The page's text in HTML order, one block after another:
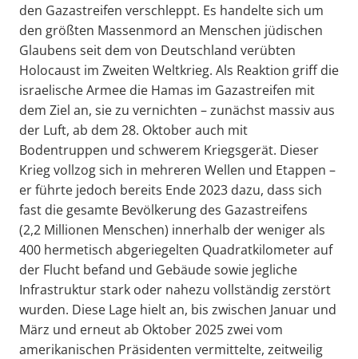
den Gazastreifen verschleppt. Es handelte sich um
den größten Massenmord an Menschen jüdischen
Glaubens seit dem von Deutschland verübten
Holocaust im Zweiten Weltkrieg. Als Reaktion griff die
israelische Armee die Hamas im Gazastreifen mit
dem Ziel an, sie zu vernichten – zunächst massiv aus
der Luft, ab dem 28. Oktober auch mit
Bodentruppen und schwerem Kriegsgerät. Dieser
Krieg vollzog sich in mehreren Wellen und Etappen –
er führte jedoch bereits Ende 2023 dazu, dass sich
fast die gesamte Bevölkerung des Gazastreifens
(2,2 Millionen Menschen) innerhalb der weniger als
400 hermetisch abgeriegelten Quadratkilometer auf
der Flucht befand und Gebäude sowie jegliche
Infrastruktur stark oder nahezu vollständig zerstört
wurden. Diese Lage hielt an, bis zwischen Januar und
März und erneut ab Oktober 2025 zwei vom
amerikanischen Präsidenten vermittelte, zeitweilig